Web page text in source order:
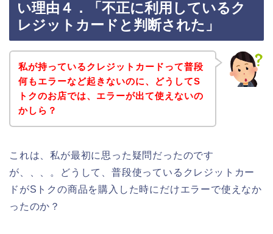
い理由４．「不正に利用しているク
レジットカードと判断された」
私が持っているクレジットカードって普段
何もエラーなど起きないのに、どうしてS
トクのお店では、エラーが出て使えないの
かしら？
これは、私が最初に思った疑問だったのです
が、、、。どうして、普段使っているクレジットカー
ドがSトクの商品を購入した時にだけエラーで使えなか
ったのか？